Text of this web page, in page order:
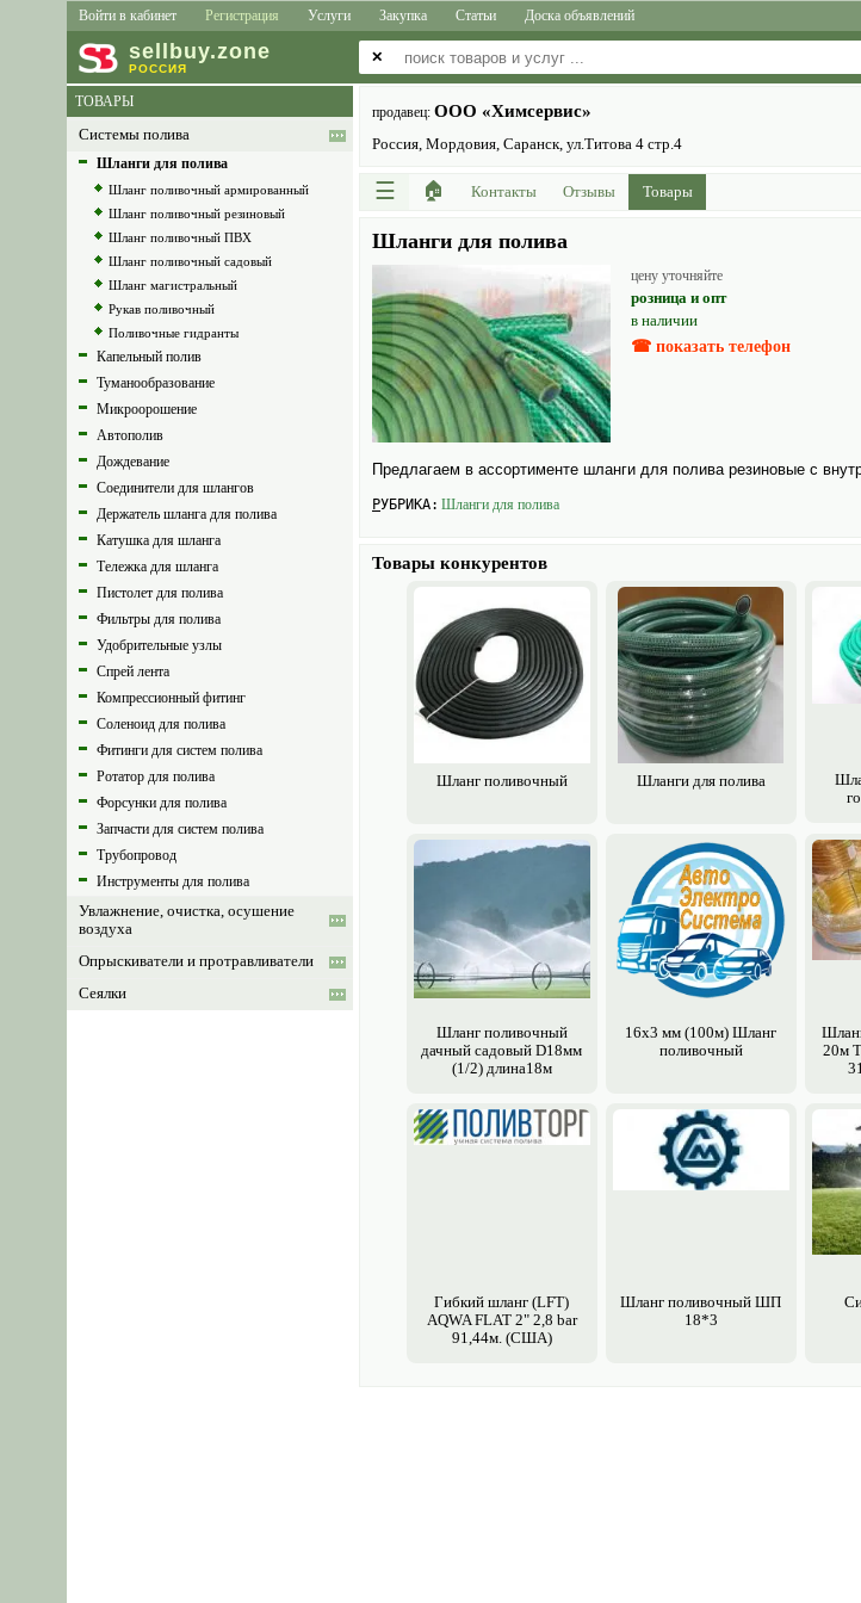
Войти в кабинет Регистрация Услуги Закупка Статьи Доска объявлений
sell buy.zone
РОССИЯ
✕
ТОВАРЫ
Системы полива
Шланги для полива
Шланг поливочный армированный
Шланг поливочный резиновый
Шланг поливочный ПВХ
Шланг поливочный садовый
Шланг магистральный
Рукав поливочный
Поливочные гидранты
Капельный полив
Туманообразование
Микроорошение
Автополив
Дождевание
Соединители для шлангов
Держатель шланга для полива
Катушка для шланга
Тележка для шланга
Пистолет для полива
Фильтры для полива
Удобрительные узлы
Спрей лента
Компрессионный фитинг
Соленоид для полива
Фитинги для систем полива
Ротатор для полива
Форсунки для полива
Запчасти для систем полива
Трубопровод
Инструменты для полива
Увлажнение, очистка, осушение
воздуха
Опрыскиватели и протравливатели
Сеялки
продавец: ООO «Химсервис»
Россия, Мордовия, Саранск, ул.Титова 4 стр.4
☰ 🏠 Контакты Отзывы Товары
Шланги для полива
цену уточняйте
розница и опт
в наличии
☎ показать телефон
Предлагаем в ассортименте шланги для полива резиновые с
РУБРИКА: Шланги для полива
Товары конкурентов
Шланг поливочный Шланги для полива
Шланг поливочный
дачный садовый D18мм
(1/2) длина18м
16х3 мм (100м) Шланг
поливочный
20м
Гибкий шланг (LFT)
AQWA FLAT 2" 2,8 bar
91,44м. (США)
Шланг поливочный ШП
18*3